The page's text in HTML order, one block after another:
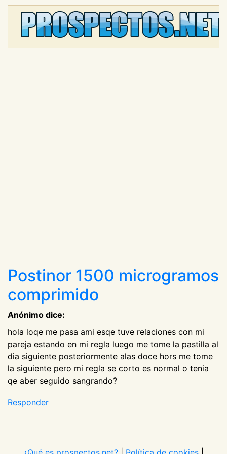
Postinor 1500 microgramos
comprimido
Anónimo dice:
hola loqe me pasa ami esqe tuve relaciones con mi
pareja estando en mi regla luego me tome la pastilla al
dia siguiente posteriormente alas doce hors me tome
la siguiente pero mi regla se corto es normal o tenia
qe aber seguido sangrando?
Responder